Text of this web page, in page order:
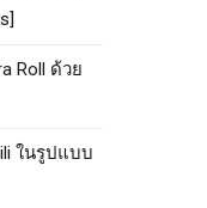
Roll ด้วย
ในรูปแบบ